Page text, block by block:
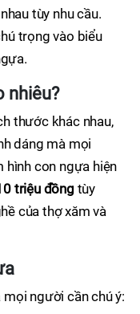
tùy nhu cầu.
trọng vào biểu
nhiêu?
thước khác nhau,
dáng mà mọi
hình con ngựa hiện
triệu đồng tùy
của thợ xăm và
người cần chú ý: